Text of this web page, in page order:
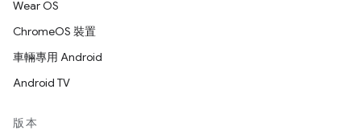
Wear OS
ChromeOS 裝置
車輛專用 Android
Android TV
版本